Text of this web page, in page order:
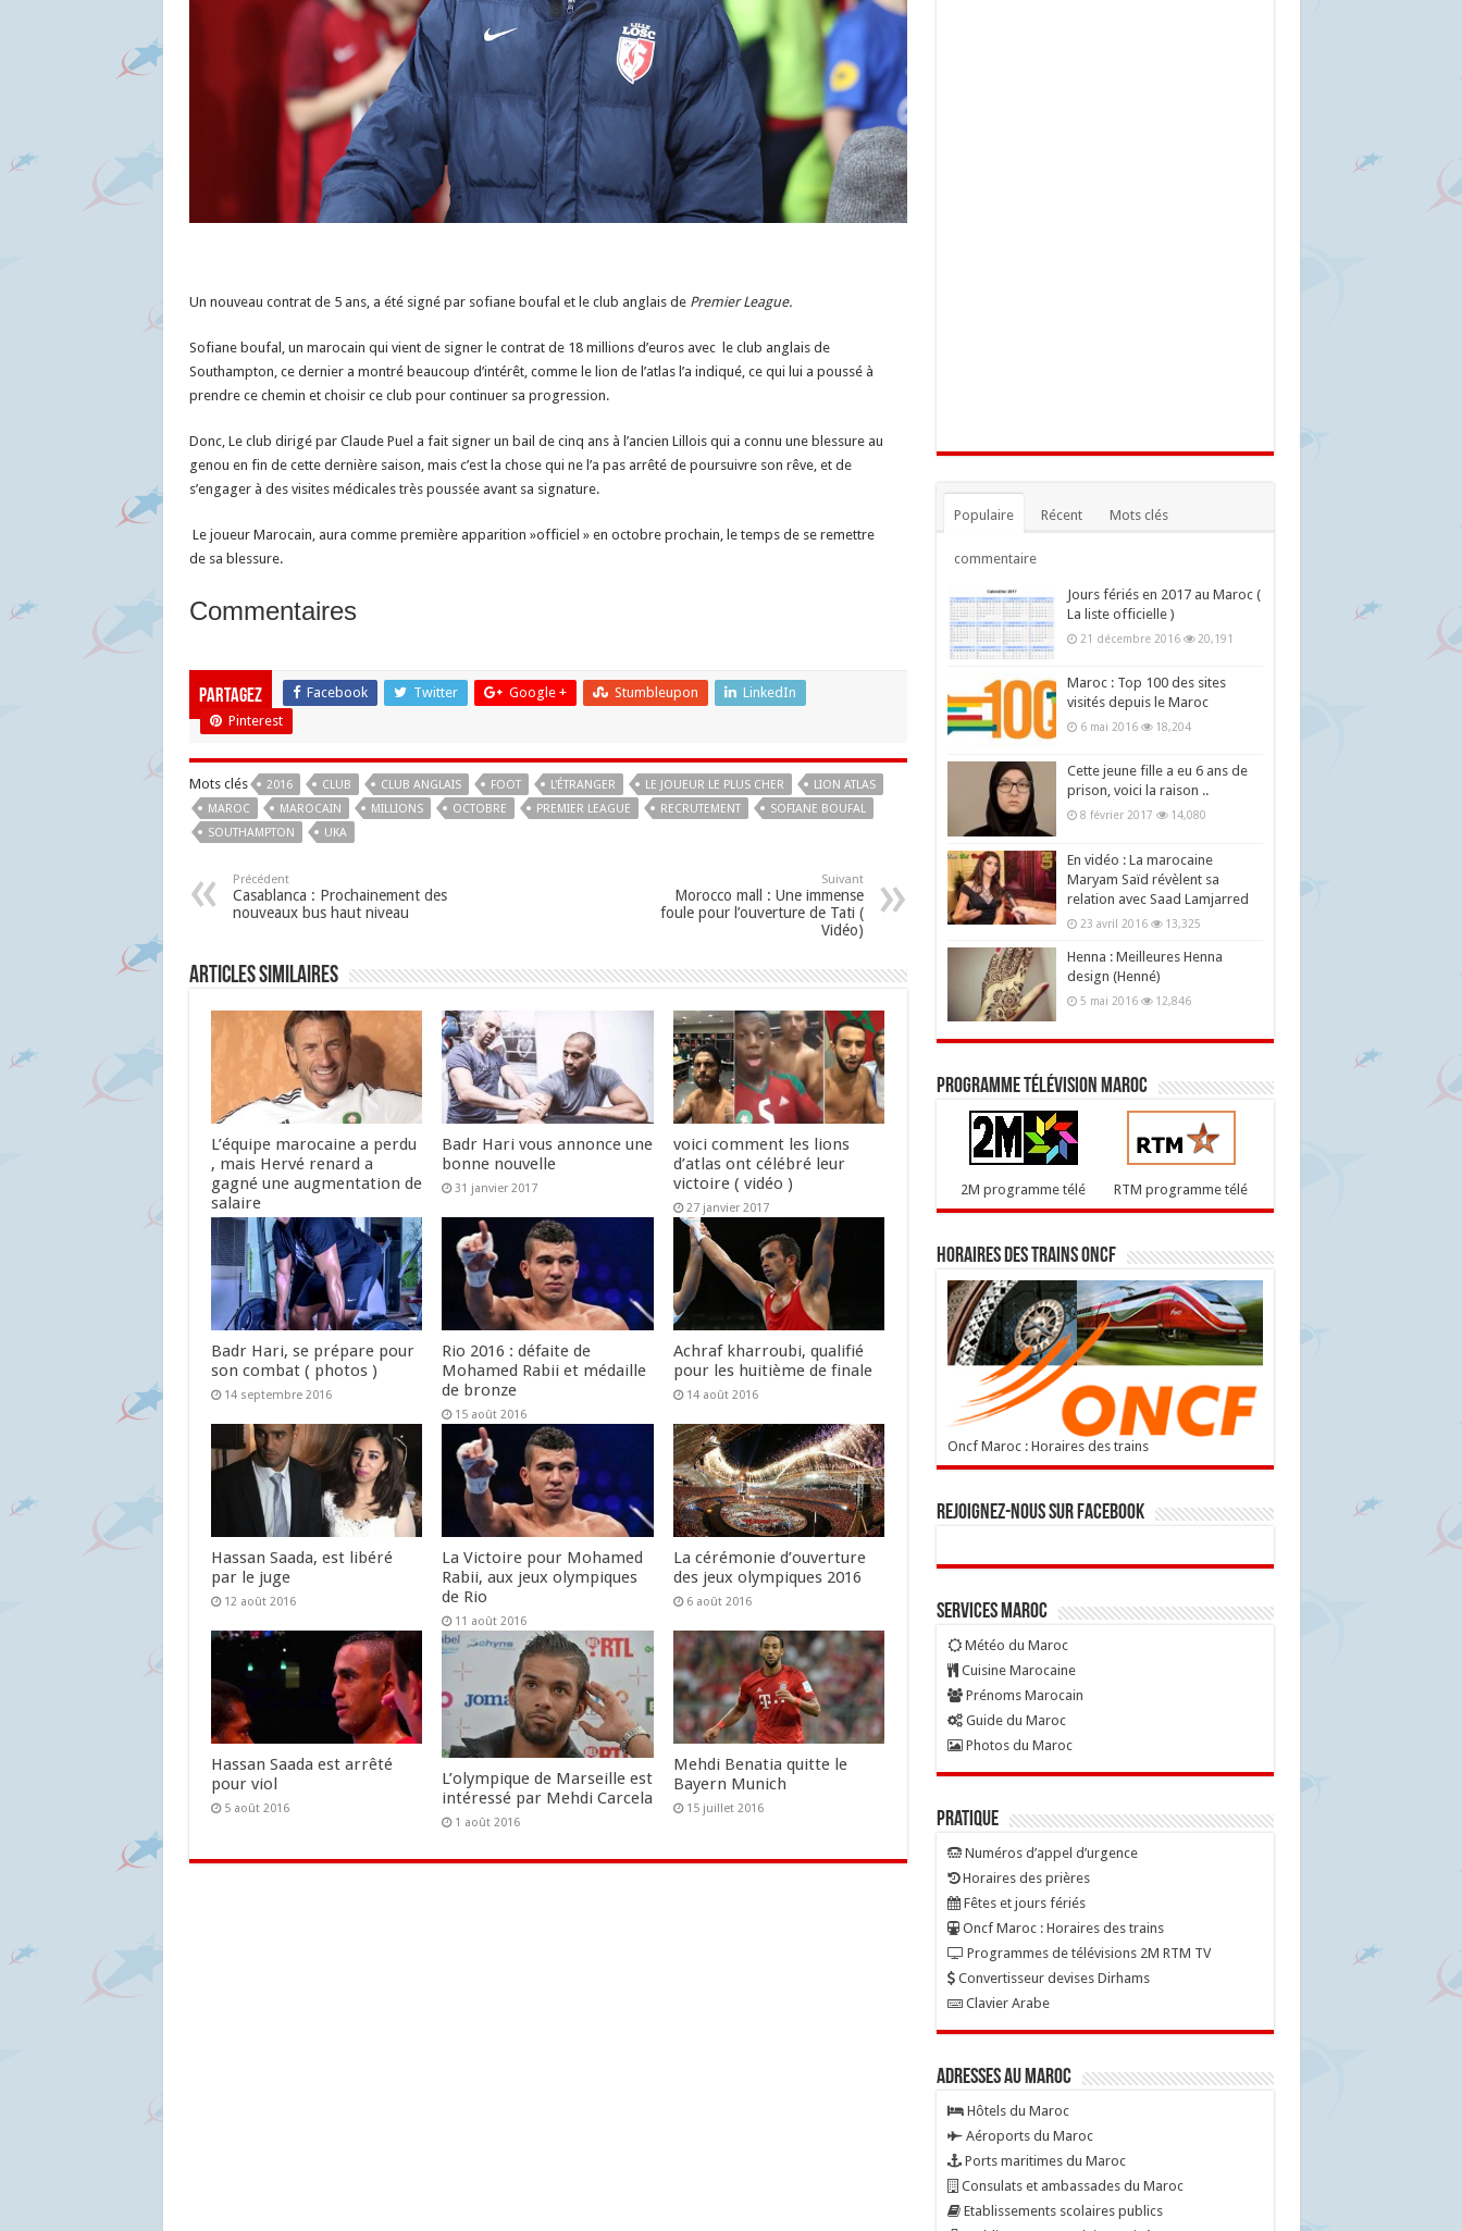
Un nouveau contrat de 5 ans, a été signé par sofiane boufal et le club anglais de Premier League.
Sofiane boufal, un marocain qui vient de signer le contrat de 18 millions d’euros avec le club anglais de
Southampton, ce dernier a montré beaucoup d’intérêt, comme le lion de l’atlas l’a indiqué, ce qui lui a poussé à
prendre ce chemin et choisir ce club pour continuer sa progression.
Donc, Le club dirigé par Claude Puel a fait signer un bail de cinq ans à l’ancien Lillois qui a connu une blessure au
genou en fin de cette dernière saison, mais c’est la chose qui ne l’a pas arrêté de poursuivre son rêve, et de
s’engager à des visites médicales très poussée avant sa signature.
Le joueur Marocain, aura comme première apparition »officiel » en octobre prochain, le temps de se remettre
de sa blessure.
Commentaires
Partagez Facebook Twitter Google + Stumbleupon
LinkedIn
Pinterest
Mots clés 2016 CLUB CLUB ANGLAIS FOOT L'ÉTRANGER LE JOUEUR LE PLUS CHER
LION ATLAS
MAROC
MAROCAIN MILLIONS OCTOBRE PREMIER LEAGUE RECRUTEMENT
SOFIANE BOUFAL
SOUTHAMPTON
UKA
Précédent
Casablanca : Prochainement des
nouveaux bus haut niveau
Suivant
Morocco mall : Une immense
foule pour l’ouverture de Tati (
Vidéo)
Articles similaires
L’équipe marocaine a perdu
, mais Hervé renard a
gagné une augmentation de
salaire
5 février 2017
Badr Hari vous annonce une
bonne nouvelle
31 janvier 2017
voici comment les lions
d’atlas ont célébré leur
victoire ( vidéo )
27 janvier 2017
Badr Hari, se prépare pour
son combat ( photos )
14 septembre 2016
Rio 2016 : défaite de
Mohamed Rabii et médaille
de bronze
15 août 2016
Achraf kharroubi, qualifié
pour les huitième de finale
14 août 2016
Hassan Saada, est libéré
par le juge
12 août 2016
La Victoire pour Mohamed
Rabii, aux jeux olympiques
de Rio
11 août 2016
La cérémonie d’ouverture
des jeux olympiques 2016
6 août 2016
Hassan Saada est arrêté
pour viol
5 août 2016
L’olympique de Marseille est
intéressé par Mehdi Carcela
1 août 2016
Mehdi Benatia quitte le
Bayern Munich
15 juillet 2016
Populaire Récent Mots clés
commentaire
Jours fériés en 2017 au Maroc (
La liste officielle )
21 décembre 2016 20,191
Maroc : Top 100 des sites
visités depuis le Maroc
6 mai 2016 18,204
Cette jeune fille a eu 6 ans de
prison, voici la raison ..
8 février 2017 14,080
En vidéo : La marocaine
Maryam Saïd révèlent sa
relation avec Saad Lamjarred
23 avril 2016 13,325
Henna : Meilleures Henna
design (Henné)
5 mai 2016 12,846
Programme télévision maroc
2M programme télé RTM programme télé
Horaires des trains ONCF
Oncf Maroc : Horaires des trains
Rejoignez-nous sur Facebook
Services Maroc
Météo du Maroc
Cuisine Marocaine
Prénoms Marocain
Guide du Maroc
Photos du Maroc
Pratique
Numéros d’appel d’urgence
Horaires des prières
Fêtes et jours fériés
Oncf Maroc : Horaires des trains
Programmes de télévisions 2M RTM TV
Convertisseur devises Dirhams
Clavier Arabe
Adresses au Maroc
Hôtels du Maroc
Aéroports du Maroc
Ports maritimes du Maroc
Consulats et ambassades du Maroc
Etablissements scolaires publics